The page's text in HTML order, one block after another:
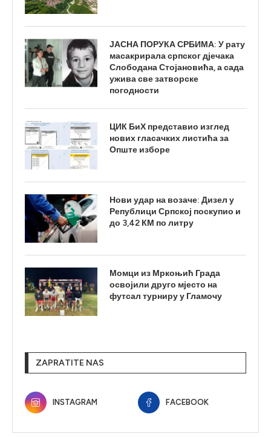
ЈАСНА ПОРУКА СРБИМА: У рату
масакрирала српског дјечака
Слободана Стојановића, а сада
ужива све затворске
погодности
ЦИК БиХ представио изглед
нових гласачких листића за
Опште изборе
Нови удар на возаче: Дизел у
Републици Српској поскупио и
до 3,42 КМ по литру
Момци из Мркоњић Града
освојили друго мјесто на
футсал турниру у Гламочу
ZAPRATITE NAS
INSTAGRAM FACEBOOK